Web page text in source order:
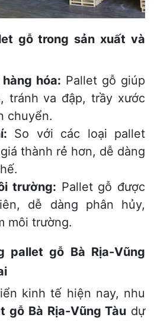
gỗ trong sản xuất và
hóa: Pallet gỗ giúp
tránh va đập, trầy xước
chuyển.
So với các loại pallet
thành rẻ hơn, dễ dàng
trường: Pallet gỗ được
dễ dàng phân hủy,
môi trường.
pallet gỗ Bà Rịa-Vũng
kinh tế hiện nay, nhu
gỗ Bà Rịa-Vũng Tàu dự